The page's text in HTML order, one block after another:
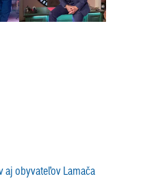
aj obyvateľov Lamača